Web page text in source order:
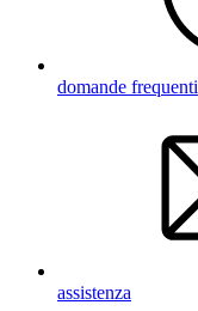
domande frequenti
assistenza